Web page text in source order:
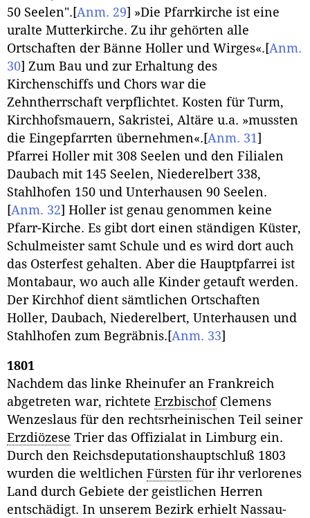
50 Seelen". [Anm. 29] »Die Pfarrkirche ist eine
uralte Mutterkirche. Zu ihr gehörten alle
Ortschaften der Bänne Holler und Wirges«. [Anm.
30] Zum Bau und zur Erhaltung des
Kirchenschiffs und Chors war die
Zehntherrschaft verpflichtet. Kosten für Turm,
Kirchhofsmauern, Sakristei, Altäre u.a. »mussten
die Eingepfarrten übernehmen«. [Anm. 31]
Pfarrei Holler mit 308 Seelen und den Filialen
Daubach mit 145 Seelen, Niederelbert 338,
Stahlhofen 150 und Unterhausen 90 Seelen.
[Anm. 32] Holler ist genau genommen keine
Pfarr-Kirche. Es gibt dort einen ständigen Küster,
Schulmeister samt Schule und es wird dort auch
das Osterfest gehalten. Aber die Hauptpfarrei ist
Montabaur, wo auch alle Kinder getauft werden.
Der Kirchhof dient sämtlichen Ortschaften
Holler, Daubach, Niederelbert, Unterhausen und
Stahlhofen zum Begräbnis. [Anm. 33]
1801
Nachdem das linke Rheinufer an Frankreich
abgetreten war, richtete ErzbischofClemens
Wenzeslaus für den rechtsrheinischen Teil seiner
Erzdiözese Trier das Offizialat in Limburg ein.
Durch den Reichsdeputationshauptschluß 1803
wurden die weltlichen Fürsten für ihr verlorenes
Land durch Gebiete der geistlichen Herren
entschädigt. In unserem Bezirk erhielt Nassau-